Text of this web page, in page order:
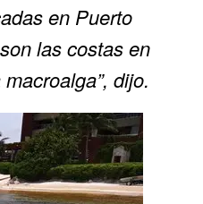
en Puerto
las costas en
dijo.